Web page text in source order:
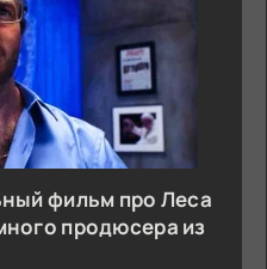
фильм про Леса
продюсера из